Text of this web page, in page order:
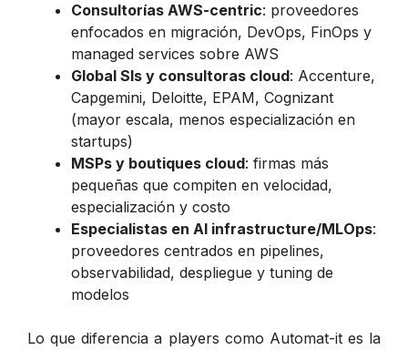
Consultorías AWS-centric: proveedores
enfocados en migración, DevOps, FinOps y
managed services sobre AWS
Global SIs y consultoras cloud: Accenture,
Capgemini, Deloitte, EPAM, Cognizant
(mayor escala, menos especialización en
startups)
MSPs y boutiques cloud: firmas más
pequeñas que compiten en velocidad,
especialización y costo
Especialistas en AI infrastructure/MLOps:
proveedores centrados en pipelines,
observabilidad, despliegue y tuning de
modelos
Lo que diferencia a players como Automat-it es la